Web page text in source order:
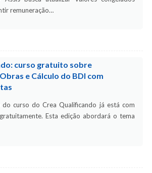
remuneração…
curso gratuito sobre
e Cálculo do BDI com
curso do Crea Qualificando já está com
Esta edição abordará o tema